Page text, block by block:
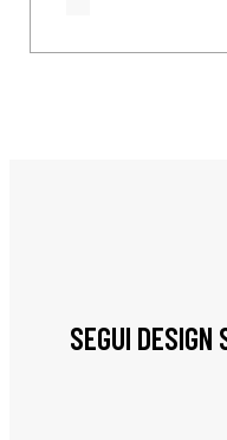
SEGUI DESIGN